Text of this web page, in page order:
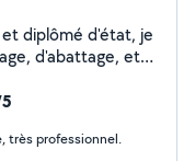
diplômé d'état, je
d'abattage, et
de l'arbre et de
vous conseiller au
arboré. Je
très professionnel.